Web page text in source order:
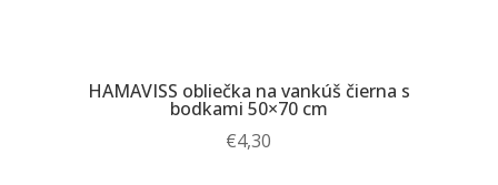
HAMAVISS obliečka na vankúš čierna s
bodkami 50×70 cm
€4,30